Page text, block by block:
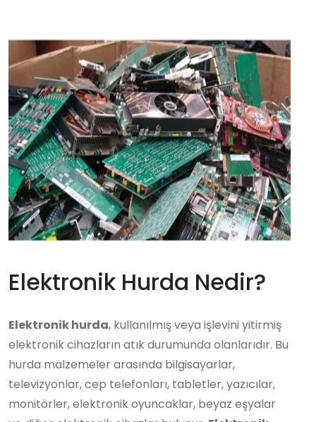
Elektronik Hurda Nedir?
Elektronik hurda, kullanılmış veya işlevini yitirmiş
elektronik cihazların atık durumunda olanlarıdır. Bu
hurda malzemeler arasında bilgisayarlar,
televizyonlar, cep telefonları, tabletler, yazıcılar,
monitörler, elektronik oyuncaklar, beyaz eşyalar